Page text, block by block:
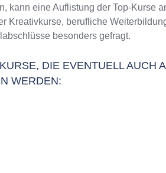
kann eine Auflistung der Top-Kurse
Kreativkurse, berufliche
besonders gefragt.
DIE EVENTUELL AUCH
WERDEN: